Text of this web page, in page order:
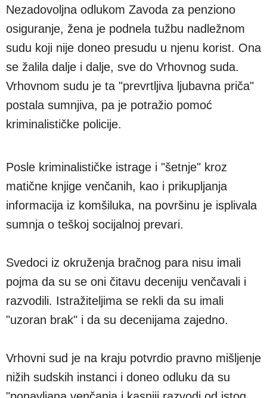
Nezadovoljna odlukom Zavoda za penziono
osiguranje, žena je podnela tužbu nadležnom
sudu koji nije doneo presudu u njenu korist. Ona
se žalila dalje i dalje, sve do Vrhovnog suda.
Vrhovnom sudu je ta "prevrtljiva ljubavna priča"
postala sumnjiva, pa je potražio pomoć
kriminalističke policije.
Posle kriminalističke istrage i "šetnje" kroz
matične knjige venčanih, kao i prikupljanja
informacija iz komšiluka, na površinu je isplivala
sumnja o teškoj socijalnoj prevari.
Svedoci iz okruženja bračnog para nisu imali
pojma da su se oni čitavu deceniju venčavali i
razvodili. Istražiteljima se rekli da su imali
"uzoran brak" i da su decenijama zajedno.
Vrhovni sud je na kraju potvrdio pravno mišljenje
nižih sudskih instanci i doneo odluku da su